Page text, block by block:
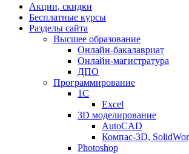
Акции, скидки
Бесплатные курсы
Разделы сайта
Высшее образование
Онлайн-бакалавриат
Онлайн-магистратура
ДПО
Программирование
1С
Excel
3D моделирование
AutoCAD
Компас-3D,
Photoshop